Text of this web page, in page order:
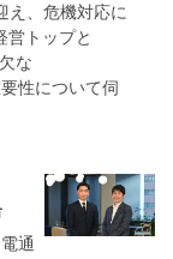
え、危機対応に
営トップと
な
性について伺
通